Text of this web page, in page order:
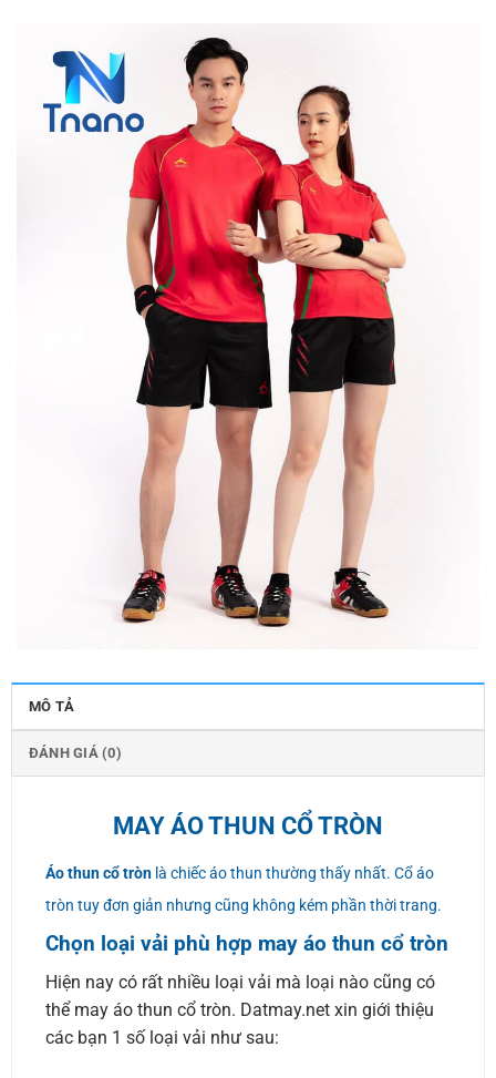
MÔ TẢ
ĐÁNH GIÁ (0)
MAY ÁO THUN CỔ TRÒN
Áo thun cổ trònlà chiếc áo thun thường thấy nhất. Cổ áo
tròn tuy đơn giản nhưng cũng không kém phần thời trang.
Chọn loại vải phù hợp may áo thun cổ tròn
Hiện nay có rất nhiều loại vải mà loại nào cũng có
thể may áo thun cổ tròn. Datmay.net xin giới thiệu
các bạn 1 số loại vải như sau: